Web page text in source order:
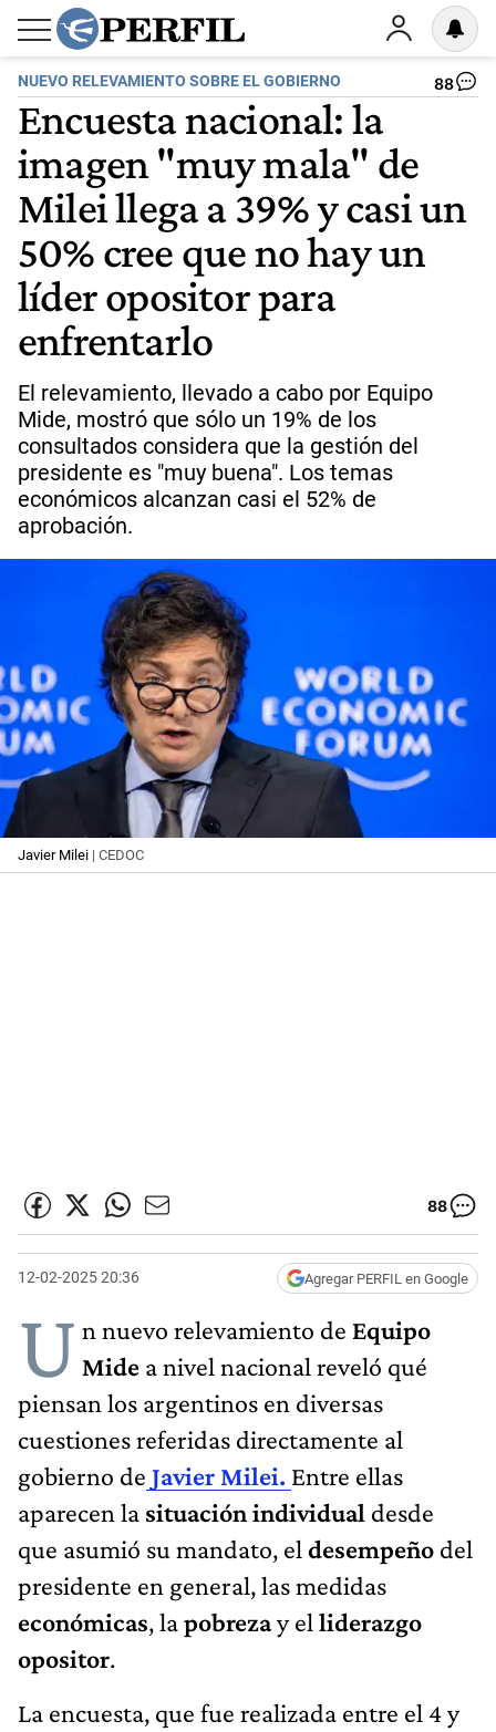
NUEVO RELEVAMIENTO SOBRE EL GOBIERNO 88
Encuesta nacional: la
imagen "muy mala" de
Milei llega a 39% y casi un
50% cree que no hay un
líder opositor para
enfrentarlo
El relevamiento, llevado a cabo por Equipo
Mide, mostró que sólo un 19% de los
consultados considera que la gestión del
presidente es "muy buena". Los temas
económicos alcanzan casi el 52% de
aprobación.
Javier Milei | CEDOC
88
12-02-2025 20:36 Agregar PERFIL en Google
U n nuevo relevamiento de Equipo
Mide a nivel nacional reveló qué
piensan los argentinos en diversas
cuestiones referidas directamente al
gobierno de Javier Milei. Entre ellas
aparecen la situación individual desde
que asumió su mandato, el desempeño del
presidente en general, las medidas
económicas, lapobrezay el liderazgo
opositor.
La encuesta, que fue realizada entre el 4 y